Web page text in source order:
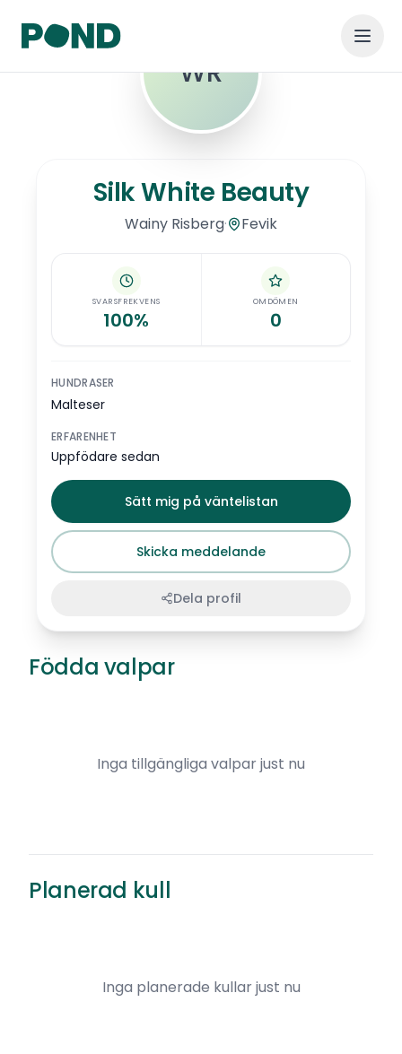
Hoppa till huvudinnehåll WR
Silk White Beauty
Wainy Risberg· Fevik
SVARSFREKVENS
100%
OMDÖMEN
0
HUNDRASER
Malteser
ERFARENHET
Uppfödare sedan
Sätt mig på väntelistan
Skicka meddelande
Dela profil
Födda valpar
Inga tillgängliga valpar just nu
Planerad kull
Inga planerade kullar just nu